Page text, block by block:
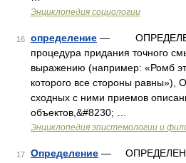
Энциклопедия социологии
16 определение —
процедура придания точного
выражению (например: «Ромб
которого все стороны равны»),
сходных с ними приемов
объектов,&#8230; …
Энциклопедия эпистемологии и
17 Определение —